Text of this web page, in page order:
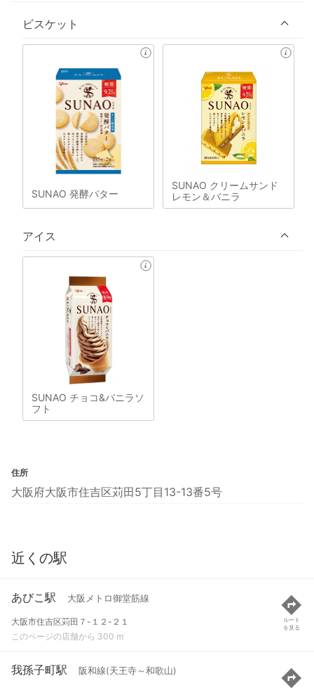
ビスケット
SUNAO 発酵バター
SUNAO クリームサンド
レモン＆バニラ
アイス
SUNAO チョコ&バニラソ
フト
住所
大阪府大阪市住吉区苅田5丁目13-13番5号
近くの駅
あびこ駅 大阪メトロ御堂筋線
大阪市住吉区苅田７-１２-２１
このページの店舗から 300 m
ルート
を見る
我孫子町駅 阪和線(天王寺～和歌山)